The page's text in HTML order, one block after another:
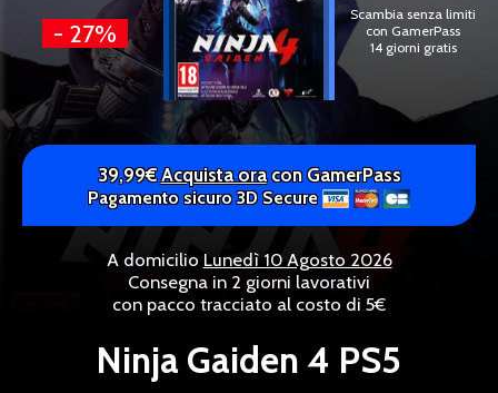
- 27%
Scambia senza limiti
con GamerPass
14 giorni gratis
39,99€Acquista oracon GamerPass
Pagamento sicuro 3D Secure
A domicilio Lunedì 10 Agosto 2026
Consegna in 2 giorni lavorativi
con pacco tracciato al costo di 5€
Ninja Gaiden 4 PS5